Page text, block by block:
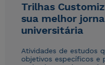
Trilhas
sua melhor
universitária
Atividades de estudos
objetivos específicos e
Rápido e
Rápido e